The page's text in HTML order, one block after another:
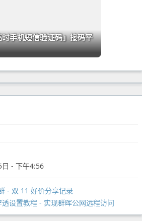
手机短信验证码」接码平
- 下午4:56
- 双 11 好价分享记录
设置教程 - 实现群晖公网远程访问